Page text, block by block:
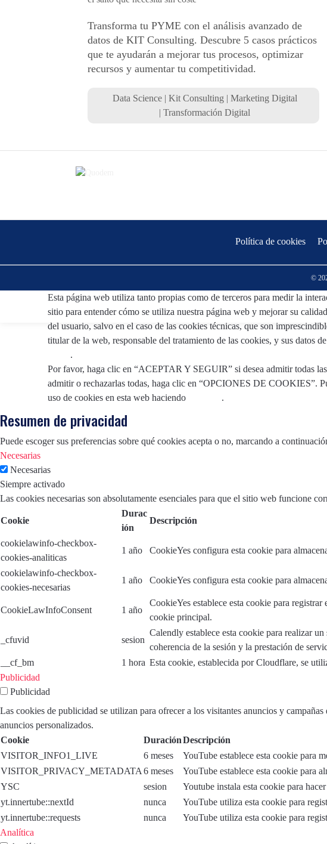
Transforma tu PYME con el análisis avanzado de
datos de KIT Consulting. Descubre 5 casos prácticos
que te ayudarán a mejorar tus procesos, optimizar
recursos y aumentar tu competitividad.
Data Science| Kit Consulting | Marketing Digital
| Transformación Digital
Política de cookies
©
Esta página web utiliza tanto propias como de terceros para medir la
sitio para entender cómo se utiliza nuestra página web y mejorar su
del usuario, salvo en el caso de las cookies técnicas, que son
titular de la web, responsable del tratamiento de las cookies, y sus datos
.
Por favor, haga clic en “ACEPTAR Y SEGUIR” si desea admitir todas
admitir o rechazarlas todas, haga clic en “OPCIONES DE COOKIES”.
uso de cookies en esta web haciendo
.
Resumen de privacidad
Puede escoger sus preferencias sobre qué cookies acepta o no, marcando a
Necesarias
Necesarias
Siempre activado
Las cookies necesarias son absolutamente esenciales para que el sitio web funcione
Cookie
Durac
ión
Descripción
cookielawinfo-checkbox-
cookies-analiticas
1 año CookieYes configura esta cookie para
cookielawinfo-checkbox-
cookies-necesarias
1 año CookieYes configura esta cookie para
CookieLawInfoConsent 1 año
CookieYes establece esta cookie para
cookie principal.
_cfuvid sesion
Calendly establece esta cookie para realizar
coherencia de la sesión y la prestación de
__cf_bm
1 hora Esta cookie, establecida por Cloudflare, se
Publicidad
Publicidad
Las cookies de publicidad se utilizan para ofrecer a los visitantes anuncios y
anuncios personalizados.
Cookie
DuraciónDescripción
VISITOR_INFO1_LIVE
6 meses
YouTube establece esta cookie para
VISITOR_PRIVACY_METADATA 6 meses
YouTube establece esta cookie para
YSC
sesion
Youtube instala esta cookie para
yt.innertube::nextId
nunca
YouTube utiliza esta cookie para
yt.innertube::requests
nunca
YouTube utiliza esta cookie para
Analítica